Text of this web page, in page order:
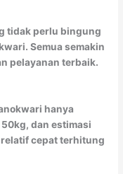
tidak perlu bingung
Semua semakin
pelayanan terbaik.
hanya
dan estimasi
cepat terhitung